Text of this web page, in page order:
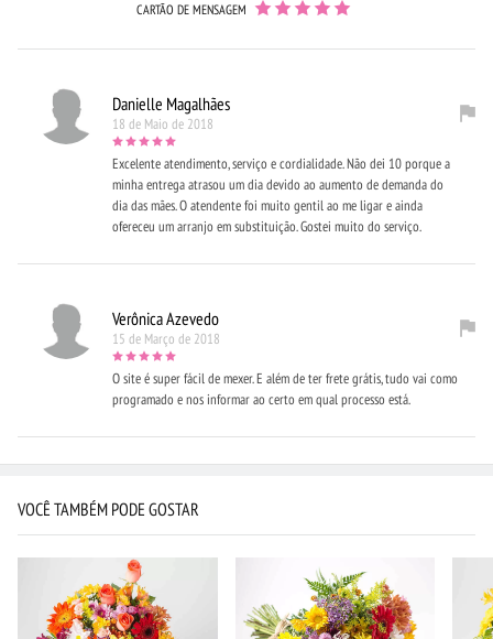
CARTÃO DE MENSAGEM
Danielle Magalhães
18 de Maio de 2018
Excelente atendimento, serviço e cordialidade. Não dei 10 porque a
minha entrega atrasou um dia devido ao aumento de demanda do
dia das mães. O atendente foi muito gentil ao me ligar e ainda
ofereceu um arranjo em substituição. Gostei muito do serviço.
Verônica Azevedo
15 de Março de 2018
O site é super fácil de mexer. E além de ter frete grátis, tudo vai como
programado e nos informar ao certo em qual processo está.
VOCÊ TAMBÉM PODE GOSTAR